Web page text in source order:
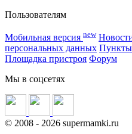
Пользователям
Мобильная версия new
персональных данных Пункты
Площадка пристроя Форум
Мы в соцсетях
© 2008 - 2026 supermamki.ru